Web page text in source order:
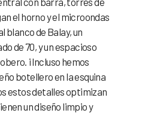
el horno y el microondas
blanco de Balay, un
de 70, y un espacioso
¡Incluso hemos
botellero en la esquina
estos detalles optimizan
un diseño limpio y